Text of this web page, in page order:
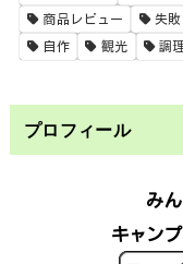
商品レビュー 失
自作 観光 調
プロフィール
み
キャン